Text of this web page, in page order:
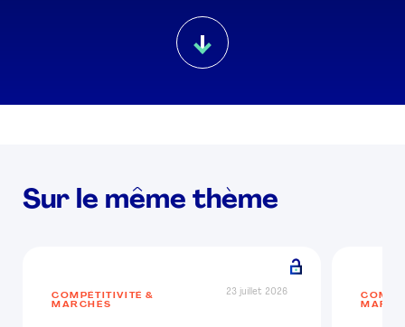
Sur le même thème
COMPÉTITIVITÉ &
MARCHÉS
23 juillet 2026